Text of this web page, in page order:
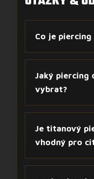
Co je piercing
Jaký piercing
vybrat?
Je titanový
vhodný pro